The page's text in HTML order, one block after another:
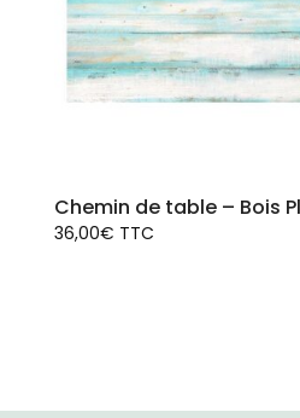
options
peuvent
être
choisies
du
produit
Chemin de table – Bois
36,00€ TTC